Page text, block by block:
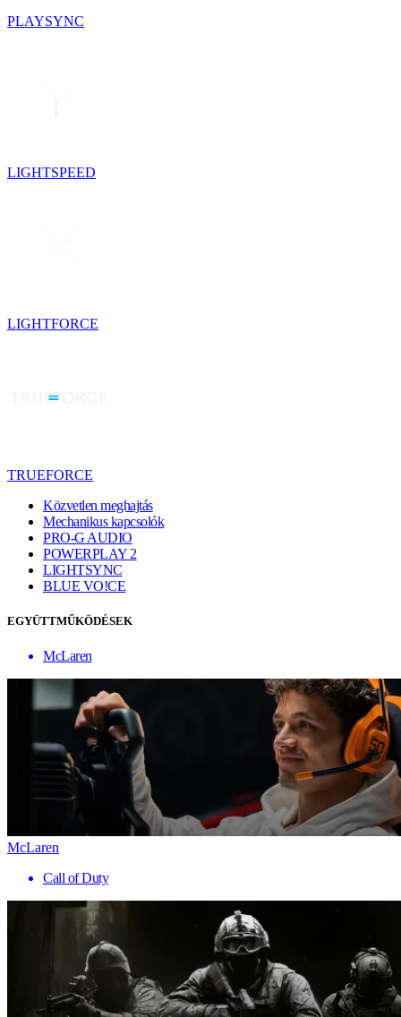
PLAYSYNC
LIGHTSPEED
LIGHTFORCE
TRUEFORCE
Közvetlen meghajtás
Mechanikus kapcsolók
PRO-G AUDIO
POWERPLAY 2
LIGHTSYNC
BLUE VO!CE
EGYÜTTMŰKÖDÉSEK
McLaren
McLaren
Call of Duty